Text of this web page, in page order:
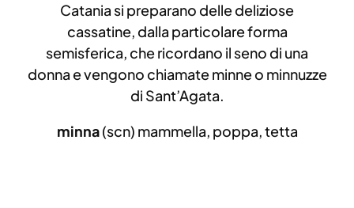
Catania si preparano delle deliziose
cassatine, dalla particolare forma
semisferica, che ricordano il seno di una
donna e vengono chiamate minne o minnuzze
di Sant’Agata.
minna(scn) mammella, poppa, tetta